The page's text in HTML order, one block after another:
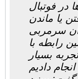
در فوتبال
یا ماندن
سرمربی
رابطه با
بسیار